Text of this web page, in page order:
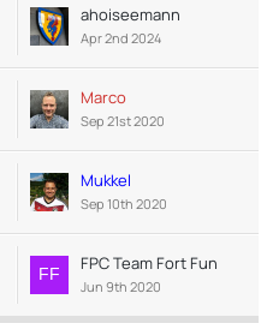
ahoiseemann
Apr 2nd 2024
Marco
Sep 21st 2020
Mukkel
Sep 10th 2020
FPC Team Fort Fun
Jun 9th 2020